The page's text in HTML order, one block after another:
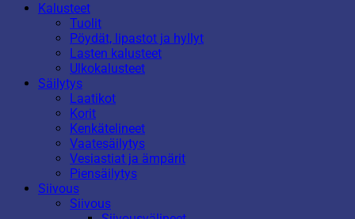
Kalusteet
Tuolit
Pöydät, lipastot ja hyllyt
Lasten kalusteet
Ulkokalusteet
Säilytys
Laatikot
Korit
Kenkätelineet
Vaatesäilytys
Vesiastiat ja ämpärit
Piensäilytys
Siivous
Siivous